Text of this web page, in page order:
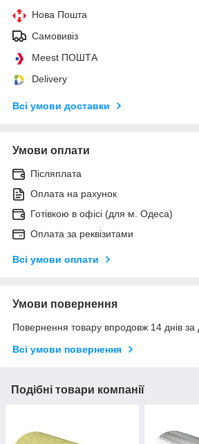
Нова Пошта
Самовивіз
Meest ПОШТА
Delivery
Всі умови доставки
Умови оплати
Післяплата
Оплата на рахунок
Готівкою в офісі (для м. Одеса)
Оплата за реквізитами
Всі умови оплати
Умови повернення
Повернення товару впродовж 14 днів за
Всі умови повернення
Подібні товари компанії